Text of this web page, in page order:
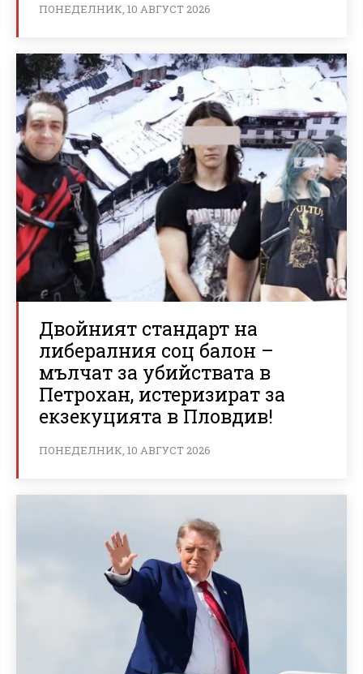
ПОНЕДЕЛНИК, 10 АВГУСТ 2026
Двойният стандарт на
либералния соц балон –
мълчат за убийствата в
Петрохан, истеризират за
екзекуцията в Пловдив!
ПОНЕДЕЛНИК, 10 АВГУСТ 2026